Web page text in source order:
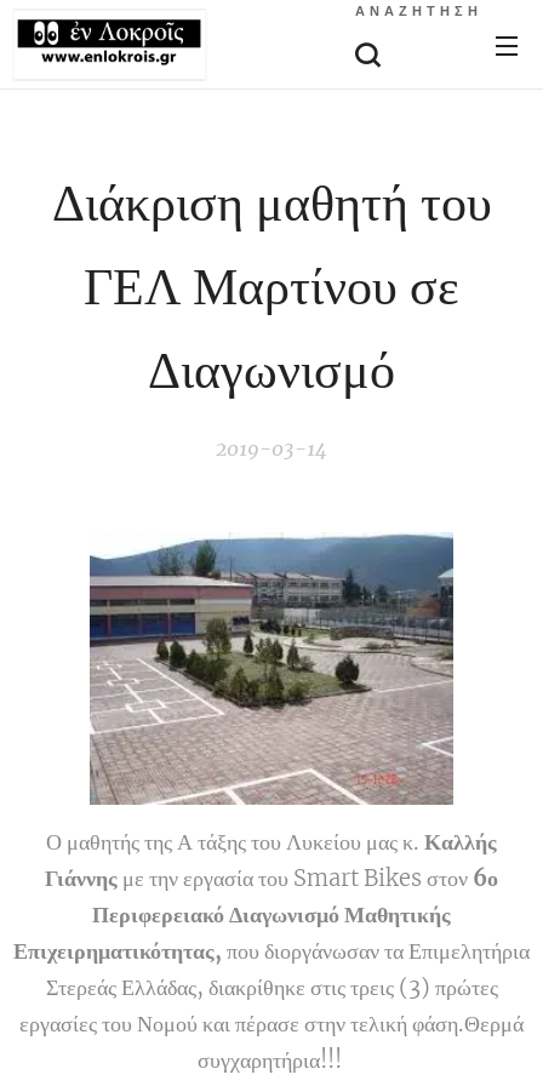
ΑΝΑΖΉΤΗΣΗ
Διάκριση μαθητή του
ΓΕΛ Μαρτίνου σε
Διαγωνισμό
2019-03-14
Ο μαθητής της Α τάξης του Λυκείου μας κ. Καλλής
Γιάννης με την εργασία του Smart Bikes στον 6ο
Περιφερειακό Διαγωνισμό Μαθητικής
Επιχειρηματικότητας, που διοργάνωσαν τα Επιμελητήρια
Στερεάς Ελλάδας, διακρίθηκε στις τρεις (3) πρώτες
εργασίες του Νομού και πέρασε στην τελική φάση.Θερμά
συγχαρητήρια!!!